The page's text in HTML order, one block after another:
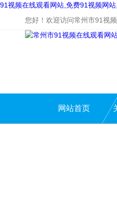
91视频在线观看网站,免费91视频网
您好！欢迎访问常州市91视
网站首页